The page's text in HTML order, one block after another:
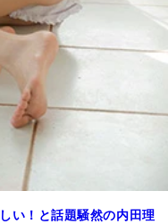
い！と話題騒然の内田理